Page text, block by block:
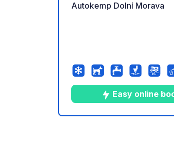
Autokemp Dolní Morava
Easy online